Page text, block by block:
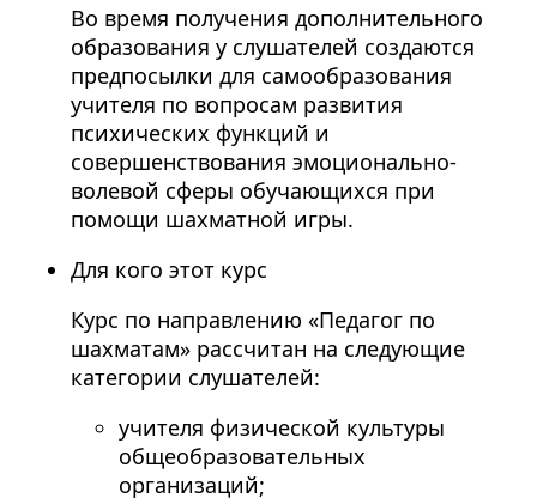
Во время получения дополнительного
образования у слушателей создаются
предпосылки для самообразования
учителя по вопросам развития
психических функций и
совершенствования эмоционально-
волевой сферы обучающихся при
помощи шахматной игры.
Для кого этот курс
Курс по направлению «Педагог по
шахматам» рассчитан на следующие
категории слушателей:
учителя физической культуры
общеобразовательных
организаций;